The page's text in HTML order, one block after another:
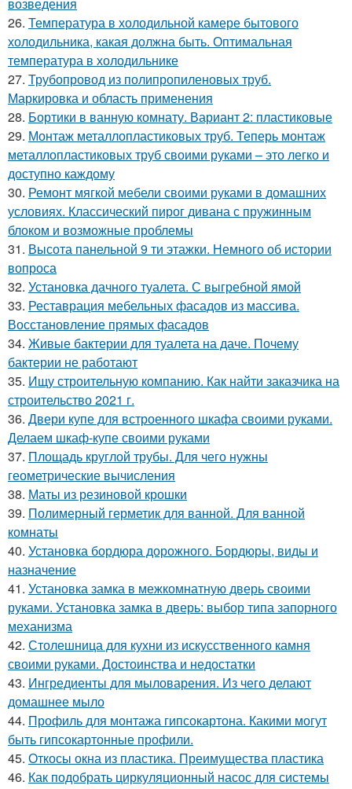
26. Температура в холодильной камере бытового
холодильника, какая должна быть. Оптимальная
температура в холодильнике
27. Трубопровод из полипропиленовых труб.
Маркировка и область применения
28. Бортики в ванную комнату. Вариант 2: пластиковые
29. Монтаж металлопластиковых труб. Теперь монтаж
металлопластиковых труб своими руками – это легко и
доступно каждому
30. Ремонт мягкой мебели своими руками в домашних
условиях. Классический пирог дивана с пружинным
блоком и возможные проблемы
31. Высота панельной 9 ти этажки. Немного об истории
вопроса
32. Установка дачного туалета. С выгребной ямой
33. Реставрация мебельных фасадов из массива.
Восстановление прямых фасадов
34. Живые бактерии для туалета на даче. Почему
бактерии не работают
35. Ищу строительную компанию. Как найти заказчика на
строительство 2021 г.
36. Двери купе для встроенного шкафа своими руками.
Делаем шкаф-купе своими руками
37. Площадь круглой трубы. Для чего нужны
геометрические вычисления
38. Маты из резиновой крошки
39. Полимерный герметик для ванной. Для ванной
комнаты
40. Установка бордюра дорожного. Бордюры, виды и
назначение
41. Установка замка в межкомнатную дверь своими
руками. Установка замка в дверь: выбор типа запорного
механизма
42. Столешница для кухни из искусственного камня
своими руками. Достоинства и недостатки
43. Ингредиенты для мыловарения. Из чего делают
домашнее мыло
44. Профиль для монтажа гипсокартона. Какими могут
быть гипсокартонные профили.
45. Откосы окна из пластика. Преимущества пластика
46. Как подобрать циркуляционный насос для системы